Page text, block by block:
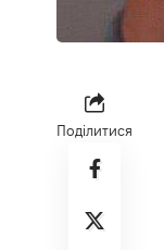
Поділитися